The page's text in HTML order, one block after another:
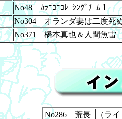
No48 ｶﾗﾆｺﾆｺﾚｰｼﾝｸﾞﾁｰﾑ１
No304 オランダ妻は二度死
No371 橋本真也＆人間魚雷
No286 荒長
（ラ